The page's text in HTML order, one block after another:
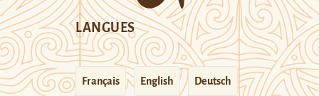
LANGUES
Français English Deutsch